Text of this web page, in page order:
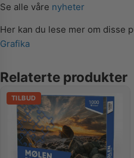
Se alle våre nyheter
Her kan du lese mer om disse
Grafika
Relaterte produkter
TILBUD